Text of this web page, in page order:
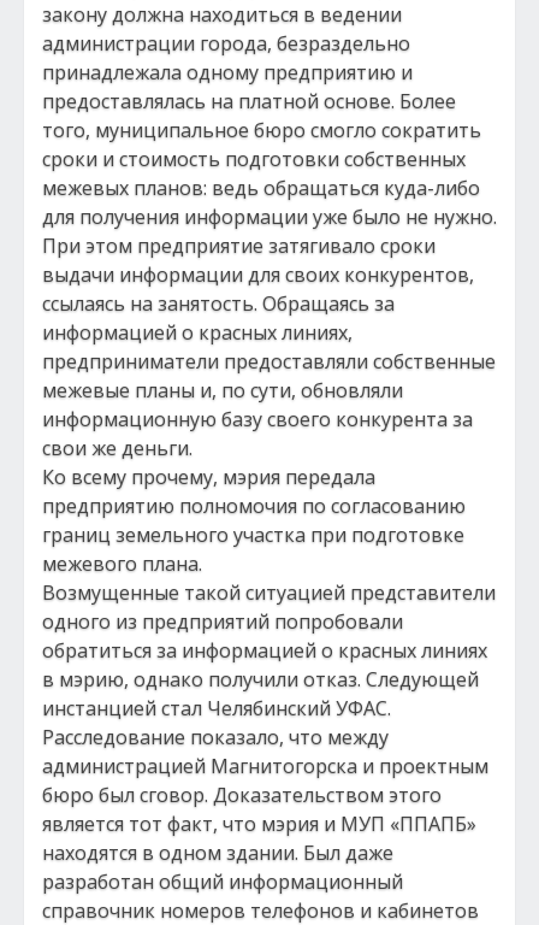
закону должна находиться в ведении
администрации города, безраздельно
принадлежала одному предприятию и
предоставлялась на платной основе. Более
того, муниципальное бюро смогло сократить
сроки и стоимость подготовки собственных
межевых планов: ведь обращаться куда-либо
для получения информации уже было не нужно.
При этом предприятие затягивало сроки
выдачи информации для своих конкурентов,
ссылаясь на занятость. Обращаясь за
информацией о красных линиях,
предприниматели предоставляли собственные
межевые планы и, по сути, обновляли
информационную базу своего конкурента за
свои же деньги.
Ко всему прочему, мэрия передала
предприятию полномочия по согласованию
границ земельного участка при подготовке
межевого плана.
Возмущенные такой ситуацией представители
одного из предприятий попробовали
обратиться за информацией о красных линиях
в мэрию, однако получили отказ. Следующей
инстанцией стал Челябинский УФАС.
Расследование показало, что между
администрацией Магнитогорска и проектным
бюро был сговор. Доказательством этого
является тот факт, что мэрия и МУП «ППАПБ»
находятся в одном здании. Был даже
разработан общий информационный
справочник номеров телефонов и кабинетов